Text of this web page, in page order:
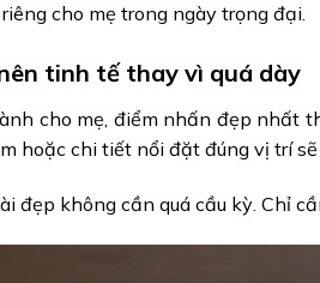
cho mẹ trong ngày trọng đại.
tinh tế thay vì quá dày
cho mẹ, điểm nhấn đẹp nhất
hoặc chi tiết nổi đặt đúng vị trí
đẹp không cần quá cầu kỳ. Chỉ